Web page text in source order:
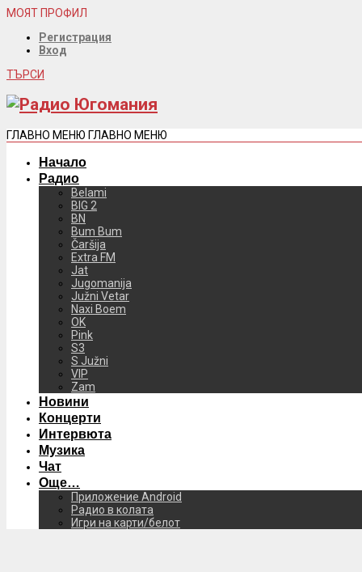
МОЯТ ПРОФИЛ
Регистрация
Вход
ТЪРСИ
ГЛАВНО МЕНЮ ГЛАВНО МЕНЮ
Начало
Радио
Belami
BIG 2
BN
Bum Bum
Čaršija
Extra FM
Jat
Jugomanija
Južni Vetar
Naxi Boem
OK
Pink
S3
S Južni
VIP
Zam
Новини
Концерти
Интервюта
Музика
Чат
Още…
Приложение Android
Радио в колата
Игри на карти/белот